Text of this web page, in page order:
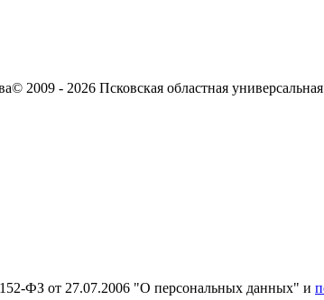
© 2009 - 2026 Псковская областная
ФЗ от 27.07.2006 "О персональных данных" и